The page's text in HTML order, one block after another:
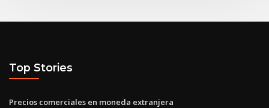
Top Stories
Precios comerciales en moneda extranjera